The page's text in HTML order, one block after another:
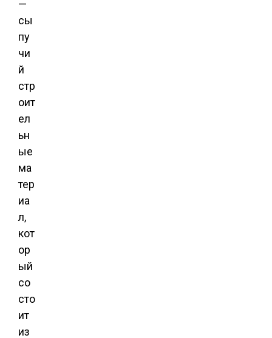
—
сы
пу
чи
й
стр
оит
ел
ьн
ые
ма
тер
иа
л,
кот
ор
ый
со
сто
ит
из